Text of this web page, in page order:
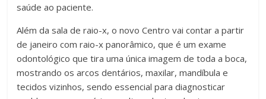
saúde ao paciente.
Além da sala de raio-x, o novo Centro vai contar a partir
de janeiro com raio-x panorâmico, que é um exame
odontológico que tira uma única imagem de toda a boca,
mostrando os arcos dentários, maxilar, mandíbula e
tecidos vizinhos, sendo essencial para diagnosticar